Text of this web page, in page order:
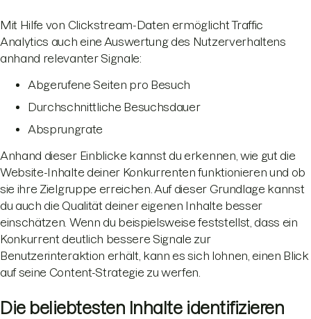
Mit Hilfe von Clickstream-Daten ermöglicht Traffic
Analytics auch eine Auswertung des Nutzerverhaltens
anhand relevanter Signale:
Abgerufene Seiten pro Besuch
Durchschnittliche Besuchsdauer
Absprungrate
Anhand dieser Einblicke kannst du erkennen, wie gut die
Website-Inhalte deiner Konkurrenten funktionieren und ob
sie ihre Zielgruppe erreichen. Auf dieser Grundlage kannst
du auch die Qualität deiner eigenen Inhalte besser
einschätzen. Wenn du beispielsweise feststellst, dass ein
Konkurrent deutlich bessere Signale zur
Benutzerinteraktion erhält, kann es sich lohnen, einen Blick
auf seine Content-Strategie zu werfen.
Die beliebtesten Inhalte identifizieren